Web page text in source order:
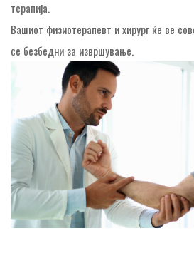
терапија.
Вашиот физиотерапевт и хирург ќе ве
се безбедни за извршување.